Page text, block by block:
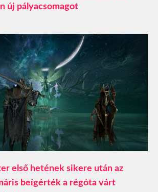
új pályacsomagot
első hetének sikere után az
beígérték a régóta várt